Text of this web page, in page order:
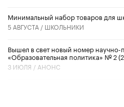
Минимальный набор товаров для
5 АВГУСТА / ШКОЛЬНИКИ
Вышел в свет новый номер научно-
«Образовательная политика» № 2
3 ИЮЛЯ / АНОНС